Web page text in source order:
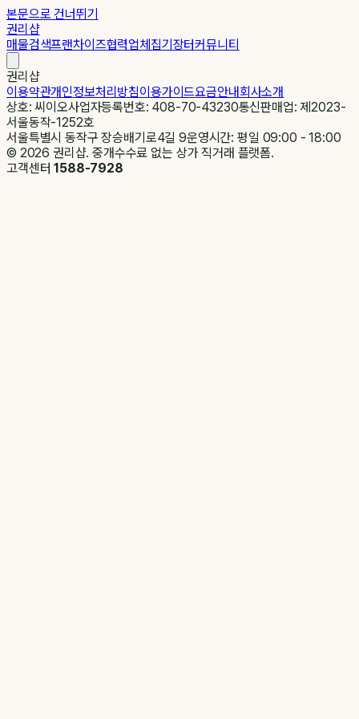
본문으로 건너뛰기
권리샵
매물검색프랜차이즈협력업체집기장터커뮤니티
권리샵
이용약관개인정보처리방침이용가이드요금안내회사소개
상호: 씨이오사업자등록번호: 408-70-43230통신판매업: 제2023-
서울동작-1252호
서울특별시 동작구 장승배기로4길 9운영시간: 평일 09:00 - 18:00
© 2026 권리샵. 중개수수료 없는 상가 직거래 플랫폼.
고객센터1588-7928